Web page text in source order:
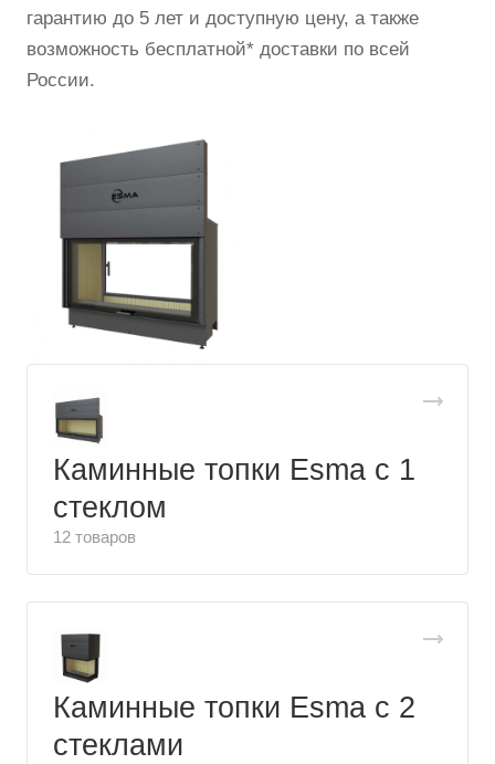
гарантию до 5 лет и доступную цену, а также
возможность бесплатной* доставки по всей
России.
Каминные топки Esma с 1
стеклом
12 товаров
Каминные топки Esma с 2
стеклами